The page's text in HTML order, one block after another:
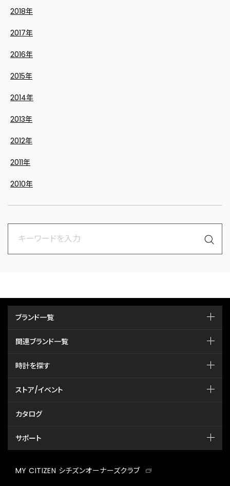
2018年
2017年
2016年
2015年
2014年
2013年
2012年
2011年
2010年
ブランド一覧
関連ブランド一覧
時計を探す
ストア/イベント
カタログ
サポート
MY CITIZEN シチズンオーナーズクラブ